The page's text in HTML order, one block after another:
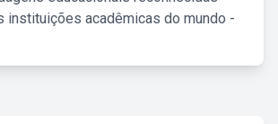
instituições acadêmicas do mundo -